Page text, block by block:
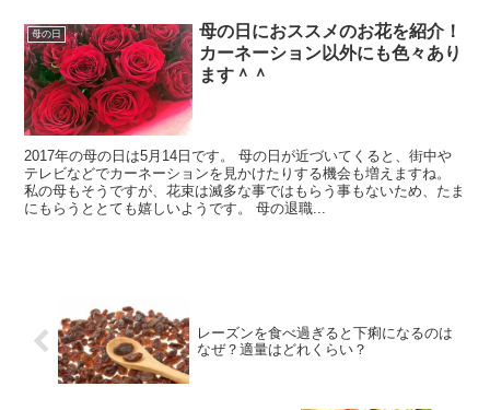
母の日
母の日におススメのお花を紹介！
カーネーション以外にも色々あり
ます＾＾
2017年の母の日は5月14日です。 母の日が近づいてくると、街中や
テレビなどでカーネーションを見かけたりする機会も増えますね。
私の母もそうですが、花束は滅多な事ではもらう事もないため、たま
にもらうととても嬉しいようです。 母の退職...
レーズンを食べ過ぎると下痢になるのは
なぜ？適量はどれくらい？